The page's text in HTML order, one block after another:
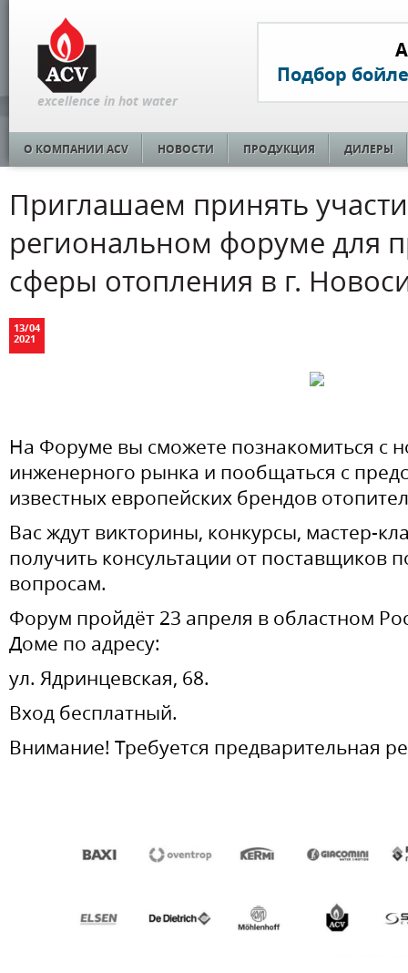
excellence in hot water
Подбор
О КОМПАНИИ ACV НОВОСТИ ПРОДУКЦИЯ ДИЛЕРЫ
Приглашаем принять
региональном форуме для
сферы отопления в г.
13/04
2021
На Форуме вы сможете познакомиться с
инженерного рынка и пообщаться с
известных европейских брендов
Вас ждут викторины, конкурсы, мастер-
получить консультации от поставщиков
вопросам.
Форум пройдёт 23 апреля в областном
Доме по адресу:
ул. Ядринцевская, 68.
Вход бесплатный.
Внимание! Требуется предварительная